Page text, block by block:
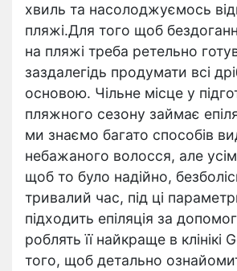
хвиль та насолоджуємось
пляжі.Для того щоб
на пляжі треба ретельно
заздалегідь продумати всі
основою. Чільне місце у
пляжного сезону займає
ми знаємо багато способів
небажаного волосся, але
щоб то було надійно,
тривалий час, під ці
підходить епіляція за
роблять її найкраще в клінікі
того, щоб детально